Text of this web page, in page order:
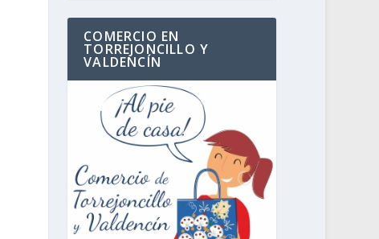
COMERCIO EN
TORREJONCILLO Y
VALDENCÍN